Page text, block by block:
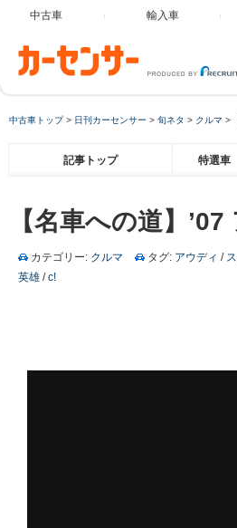
中古車 輸入車
中古車トップ> 日刊カーセンサー > 旬ネタ > クルマ >
記事トップ 特選車
【名車への道】
カテゴリー: クルマ タグ: アウディ /
英雄 /c!